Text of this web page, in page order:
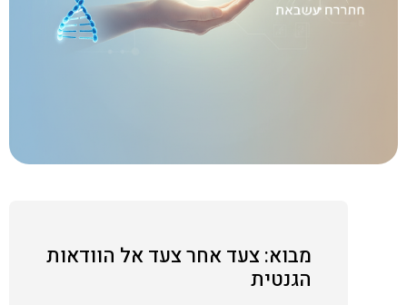
מבוא: צעד אחר צעד אל הוודאות
הגנטית